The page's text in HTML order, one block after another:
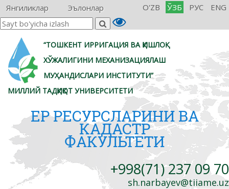
Янгиликлар Эълонлар O'ZB ЎЗБ РУС ENG
“ТОШКЕНТ ИРРИГАЦИЯ ВА ҚИШЛОҚ
ХЎЖАЛИГИНИ МЕХАНИЗАЦИЯЛАШ
МУҲАНДИСЛАРИ ИНСТИТУТИ”
МИЛЛИЙ ТАДҚИҚОТ УНИВЕРСИТЕТИ
ЕР РЕСУРСЛАРИНИ ВА
КАДАСТР
ФАКУЛЬТЕТИ
+998(71) 237 09 70
sh.narbayev@tiiame.uz